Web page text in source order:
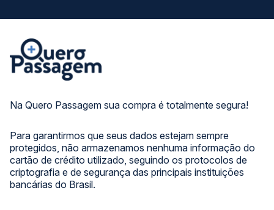
Na Quero Passagem sua compra é totalmente segura!
Para garantirmos que seus dados estejam sempre
protegidos, não armazenamos nenhuma informação do
cartão de crédito utilizado, seguindo os protocolos de
criptografia e de segurança das principais instituições
bancárias do Brasil.